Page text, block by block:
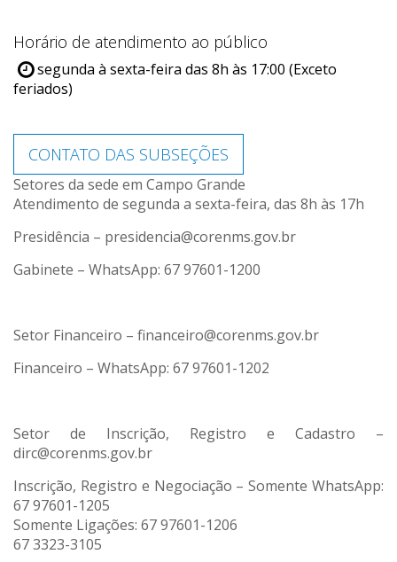
Horário de atendimento ao público
segunda à sexta-feira das 8h às 17:00 (Exceto
feriados)
CONTATO DAS SUBSEÇÕES
Setores da sede em Campo Grande
Atendimento de segunda a sexta-feira, das 8h às 17h
Presidência – presidencia@corenms.gov.br
Gabinete – WhatsApp: 67 97601-1200
Setor Financeiro – financeiro@corenms.gov.br
Financeiro – WhatsApp: 67 97601-1202
Setor de Inscrição, Registro e Cadastro –
dirc@corenms.gov.br
Inscrição, Registro e Negociação – Somente WhatsApp:
67 97601-1205
Somente Ligações: 67 97601-1206
67 3323-3105